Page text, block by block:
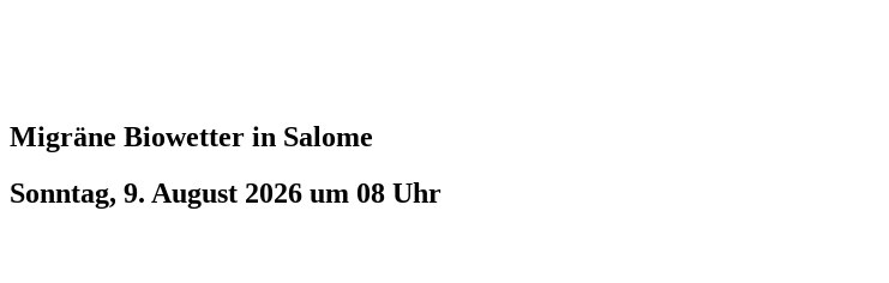
Migräne Biowetter in Salome
Sonntag, 9. August 2026 um 08 Uhr